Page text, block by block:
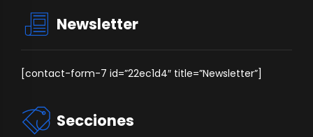
Newsletter
[contact-form-7 id=”22ec1d4″ title=”Newsletter”]
Secciones